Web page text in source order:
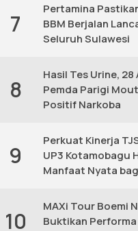
7
Pertamina
BBM Berjalan
Seluruh Sulawesi
8
Hasil Tes Urine, 28
Pemda Parigi
Positif Narkoba
9
Perkuat Kinerja
UP3 Kotamobagu
Manfaat Nyata
10
MAXi Tour Boemi
Buktikan Performa